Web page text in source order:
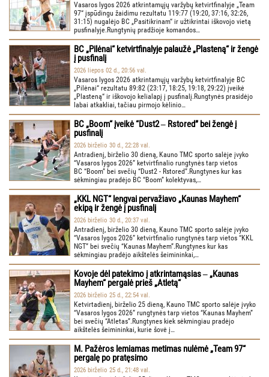
Vasaros lygos 2026 atkrintamųjų varžybų ketvirtfinalyje „Team
97“ įspūdingu žaidimu rezultatu 119:77 (19:20, 37:16, 32:26,
31:15) nugalėjo BC „Pasitikrinam“ ir užtikrintai iškovojo vietą
pusfinalyje.Rungtynių pradžioje komandos…
BC „Pilėnai“ ketvirtfinalyje palaužė „Plasteną“ ir žengė
į pusfinalį
2026 liepos 02 d., 20:56 val.
Vasaros lygos 2026 atkrintamųjų varžybų ketvirtfinalyje BC
„Pilėnai“ rezultatu 89:82 (23:17, 18:25, 19:18, 29:22) įveikė
„Plasteną“ ir iškovojo kelialapį į pusfinalį.Rungtynės prasidėjo
labai atkakliai, tačiau pirmojo kėlinio…
BC „Boom“ įveikė “Dust2 ‒ Rstored” bei žengė į
pusfinalį
2026 birželio 30 d., 22:28 val.
Antradienį, birželio 30 dieną, Kauno TMC sporto salėje įvyko
“Vasaros lygos 2026” ketvirtfinalio rungtynės tarp vietos
BC “Boom” bei svečių “Dust2 - Rstored”.Rungtynes kur kas
sėkmingiau pradėjo BC “Boom” kolektyvas,…
„KKL NGT“ lengvai pervažiavo „Kaunas Mayhem“
ekipą ir žengė į pusfinalį
2026 birželio 30 d., 20:37 val.
Antradienį, birželio 30 dieną, Kauno TMC sporto salėje įvyko
“Vasaros lygos 2026” ketvirtfinalio rungtynės tarp vietos “KKL
NGT” bei svečių “Kaunas Mayhem”.Rungtynes kur kas
sėkmingiau pradėjo aikštelės šeimininkai,…
Kovoje dėl patekimo į atkrintamąsias ‒ „Kaunas
Mayhem“ pergalė prieš „Atletą“
2026 birželio 25 d., 22:54 val.
Ketvirtadienį, birželio 25 dieną, Kauno TMC sporto salėje įvyko
“Vasaros lygos 2026” rungtynės tarp vietos “Kaunas Mayhem”
bei svečių “Atletas”.Rungtynes kiek sėkmingiau pradėjo
aikštelės šeimininkai, kurie šovė į…
M. Pažėros lemiamas metimas nulėmė „Team 97“
pergalę po pratęsimo
2026 birželio 25 d., 21:48 val.